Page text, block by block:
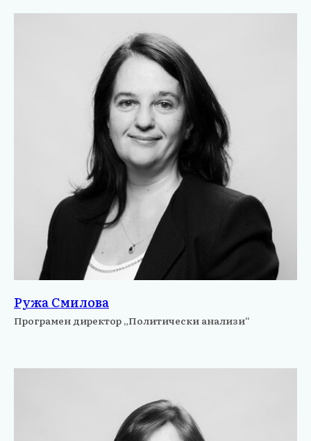
Ружа Смилова
Програмен директор „Политически анализи“